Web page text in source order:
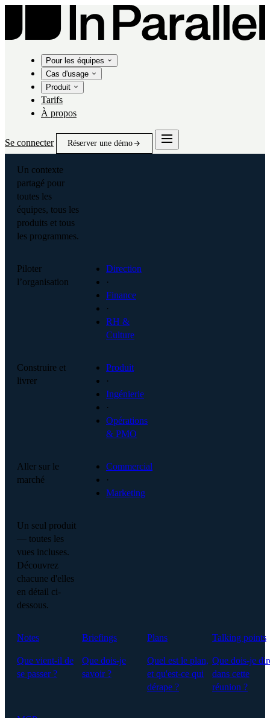
Pour les équipes
Cas d'usage
Produit
Tarifs
À propos
Se connecter Réserver une démo
Un contexte
partagé pour
toutes les
équipes, tous les
produits et tous
les programmes.
Piloter
l’organisation
Direction
·
Finance
·
RH &
Culture
Construire et
livrer
Produit
·
Ingénierie
·
Opérations
& PMO
Aller sur le
marché
Commercial
·
Marketing
Un seul produit
— toutes les
vues incluses.
Découvrez
chacune d'elles
en détail ci-
dessous.
Notes
Que vient-il de
se passer ?
Briefings
Que dois-je
savoir ?
Plans
Quel est le plan,
et qu'est-ce qui
dérape ?
Talking points
Que dois-je
dans cette
réunion ?